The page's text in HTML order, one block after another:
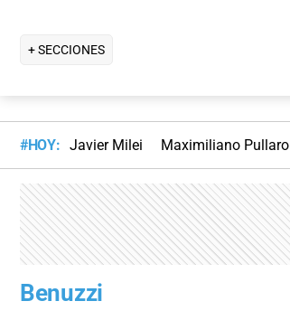
+ SECCIONES
#HOY: Javier Milei Maximiliano Pullaro
Benuzzi